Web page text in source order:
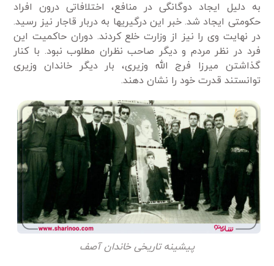
به ­دلیل ایجاد دوگانگی در منافع، اختلافاتی درون افراد
حکومتی ایجاد شد. خبر این درگیری­ها به دربار قاجار نیز رسید.
در نهایت وی را نیز از وزارت خلع کردند. دوران حاکمیت این
فرد در نظر مردم و دیگر صاحب ­نظران مطلوب نبود. با کنار
گذاشتن میرزا فرج ­الله وزیری، بار دیگر خاندان وزیری
توانستند قدرت خود را نشان دهند.
پیشینه تاریخی خاندان آصف